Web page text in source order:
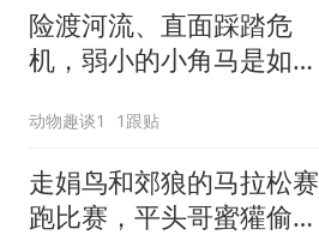
险渡河流、直面踩踏危
机，弱小的小角马是如何
动物趣谈1 1跟贴
走娟鸟和郊狼的马拉松赛
跑比赛，平头哥蜜獾偷走